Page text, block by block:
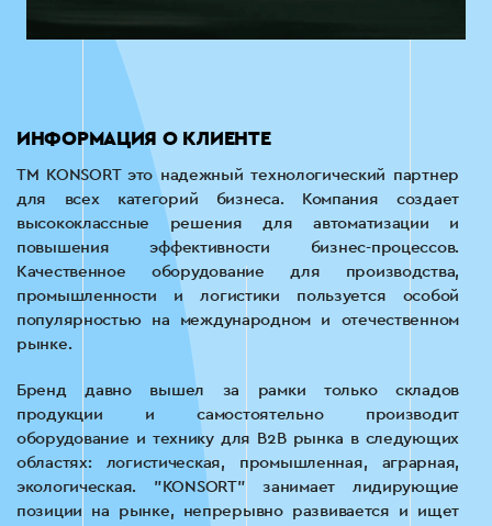
ИНФОРМАЦИЯ О КЛИЕНТЕ
ТМ KONSORT это надежный технологический партнер
для всех категорий бизнеса. Компания создает
высококлассные решения для автоматизации и
повышения эффективности бизнес-процессов.
Качественное оборудование для производства,
промышленности и логистики пользуется особой
популярностью на международном и отечественном
рынке.
Бренд давно вышел за рамки только складов
продукции и самостоятельно производит
оборудование и технику для В2В рынка в следующих
областях: логистическая, промышленная, аграрная,
экологическая. "KONSORT" занимает лидирующие
позиции на рынке, непрерывно развивается и ищет